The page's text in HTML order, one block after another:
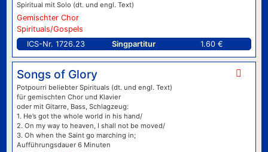
Spiritual mit Solo (dt. und engl. Text)
Gemischter Chor
Spirituals/Gospels
ICS-Nr. 1726.23
Singpartitur 1.60 €
Songs of Glory
Potpourri beliebter Spirituals (dt. und engl. Text)
für gemischten Chor und Klavier
oder mit Gitarre, Bass, Schlagzeug:
1. He’s got the whole world in his hand/
2. On my way to heaven, I shall not be moved/
3. Oh when the Saint go marching in;
Aufführungsdauer 6 Minuten